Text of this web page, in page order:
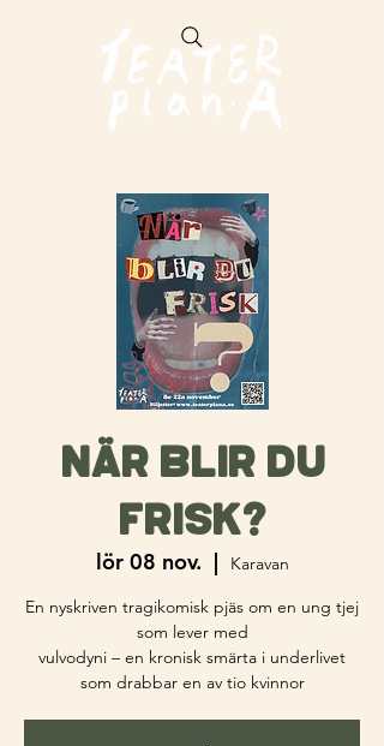
NÄR BLIR DU
FRISK?
lör 08 nov.
  |
Karavan
En nyskriven tragikomisk pjäs om en ung tjej
som lever med
vulvodyni – en kronisk smärta i underlivet
som drabbar en av tio kvinnor